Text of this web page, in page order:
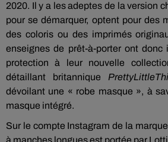
2020. Il y a les adeptes de la version
pour se démarquer, optent pour des
des coloris ou des imprimés
enseignes de prêt-à-porter ont donc
protection à leur nouvelle
détaillant britannique
dévoilant une « robe masque », à
masque intégré.
Sur le compte Instagram de la
à manches longues est portée par